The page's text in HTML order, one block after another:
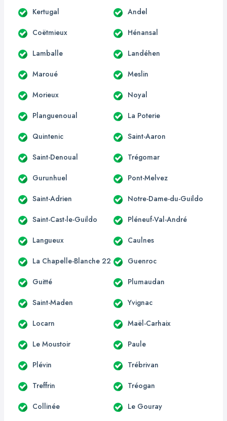
Kertugal Andel
Coëtmieux Hénansal
Lamballe Landéhen
Maroué Meslin
Morieux Noyal
Planguenoual La Poterie
Quintenic Saint-Aaron
Saint-Denoual Trégomar
Gurunhuel Pont-Melvez
Saint-Adrien Notre-Dame-du-Guildo
Saint-Cast-le-Guildo Pléneuf-Val-André
Langueux Caulnes
La Chapelle-Blanche 22 Guenroc
Guitté Plumaudan
Saint-Maden Yvignac
Locarn Maël-Carhaix
Le Moustoir Paule
Plévin Trébrivan
Treffrin Tréogan
Collinée Le Gouray